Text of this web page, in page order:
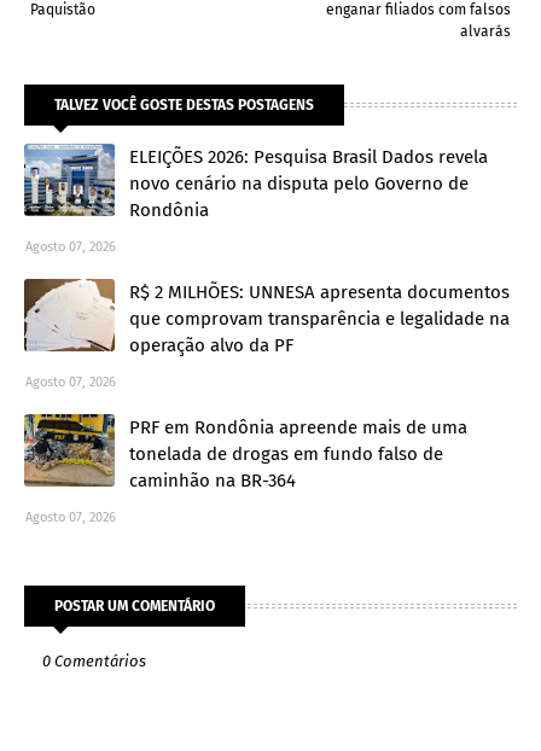
enganar filiados com falsos
alvarás
Paquistão
TALVEZ VOCÊ GOSTE DESTAS POSTAGENS
ELEIÇÕES 2026: Pesquisa Brasil Dados revela
novo cenário na disputa pelo Governo de
Rondônia
Agosto 07, 2026
R$ 2 MILHÕES: UNNESA apresenta documentos
que comprovam transparência e legalidade na
operação alvo da PF
Agosto 07, 2026
PRF em Rondônia apreende mais de uma
tonelada de drogas em fundo falso de
caminhão na BR-364
Agosto 07, 2026
POSTAR UM COMENTÁRIO
0 Comentários